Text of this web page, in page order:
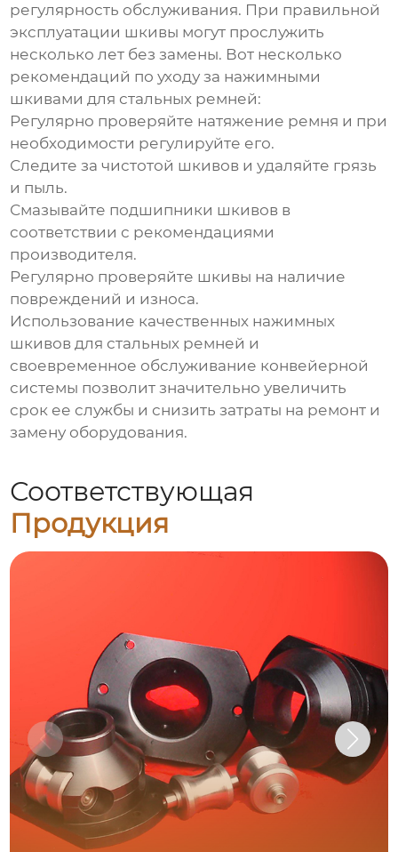
регулярность обслуживания. При правильной
эксплуатации шкивы могут прослужить
несколько лет без замены. Вот несколько
рекомендаций по уходу за нажимными
шкивами для стальных ремней:
Регулярно проверяйте натяжение ремня и при
необходимости регулируйте его.
Следите за чистотой шкивов и удаляйте грязь
и пыль.
Смазывайте подшипники шкивов в
соответствии с рекомендациями
производителя.
Регулярно проверяйте шкивы на наличие
повреждений и износа.
Использование качественных нажимных
шкивов для стальных ремней и
своевременное обслуживание конвейерной
системы позволит значительно увеличить
срок ее службы и снизить затраты на ремонт и
замену оборудования.
Соответствующая
Продукция